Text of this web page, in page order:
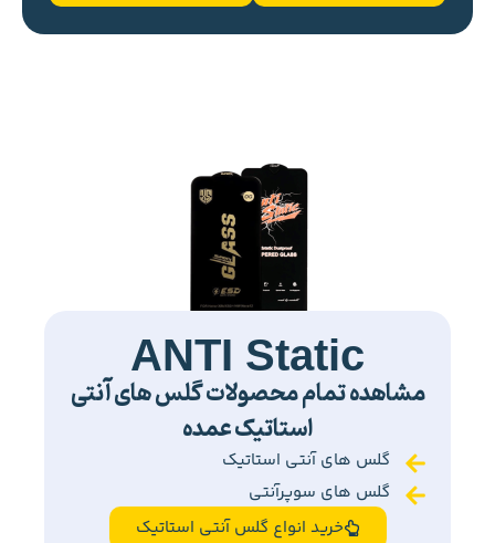
ANTI Static
مشاهده تمام محصولات گلس های آنتی
استاتیک عمده
گلس های آنتی استاتیک
گلس های سوپرآنتی
خرید انواع گلس آنتی استاتیک